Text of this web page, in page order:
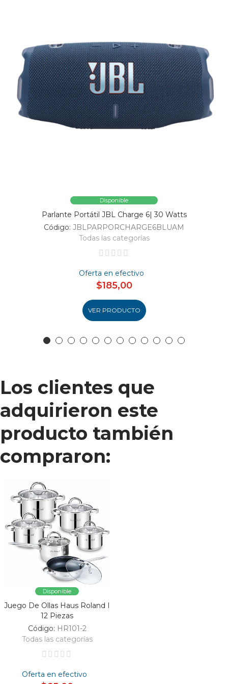
Disponible
Parlante Portátil JBL Charge 6| 30 Watts
Código: JBLPARPORCHARGE6BLUAM
Todas las categorías
Oferta en efectivo
$185,00
VER PRODUCTO
Los clientes que
adquirieron este
producto también
compraron:
Disponible
Juego De Ollas Haus Roland I
12 Piezas
Código: HR101-2
Todas las categorías
Oferta en efectivo